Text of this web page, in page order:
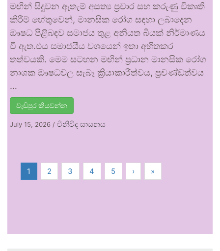
මඟින් සිදුවන ඇතැම් අසත්‍ය ප්‍රචාර සහ කරුණු විකෘති
කිරීම් හේතුවෙන්, මානසික රෝග සඳහා ලබාදෙන
ඖෂධ පිළිබඳව සමාජය තුළ අනියත බියක් නිර්මාණය
වී ඇත.එය සමාජයීය වශයෙන් ඉතා අහිතකර
තත්වයකි. මෙම සටහන මඟින් ප්‍රධාන මානසික රෝග
නාශක ඖෂධවල සැබෑ ක්‍රියාකාරීත්වය, ප්‍රචණ්ඩත්වය
…
වැඩිපුර කියවන්න
July 15, 2026 / විනිවිද සායනය
1 2 3 4 5 › »